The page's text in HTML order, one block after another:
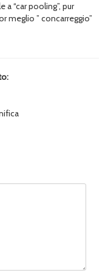
“car pooling”, pur
meglio ” concarreggio”